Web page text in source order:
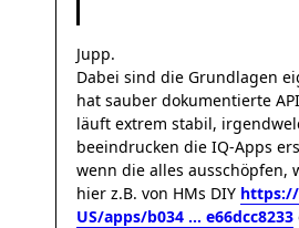
Jupp.
Dabei sind die Grundlagen
hat sauber dokumentierte
läuft extrem stabil,
beeindrucken die IQ-Apps
wenn die alles ausschöpfen,
hier z.B. von HMs DIY
US/apps/b034 ... e66dcc8233